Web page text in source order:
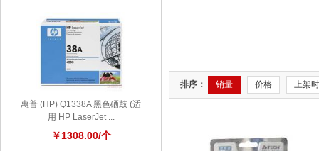
惠普 (HP) Q1338A 黑色硒鼓 (适
用 HP LaserJet ...
￥1308.00/个
排序： 销量 价格 上架